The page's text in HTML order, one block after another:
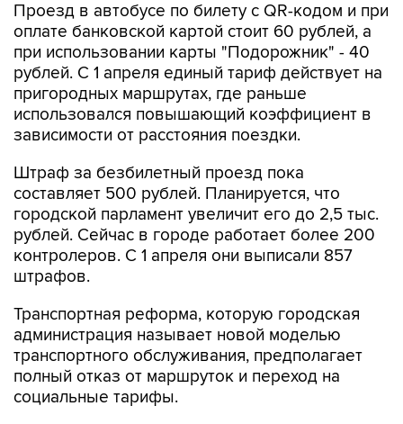
Проезд в автобусе по билету с QR-кодом и при
оплате банковской картой стоит 60 рублей, а
при использовании карты "Подорожник" - 40
рублей. С 1 апреля единый тариф действует на
пригородных маршрутах, где раньше
использовался повышающий коэффициент в
зависимости от расстояния поездки.
Штраф за безбилетный проезд пока
составляет 500 рублей. Планируется, что
городской парламент увеличит его до 2,5 тыс.
рублей. Сейчас в городе работает более 200
контролеров. С 1 апреля они выписали 857
штрафов.
Транспортная реформа, которую городская
администрация называет новой моделью
транспортного обслуживания, предполагает
полный отказ от маршруток и переход на
социальные тарифы.